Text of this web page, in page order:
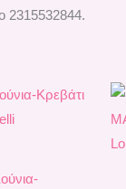
2315532844.